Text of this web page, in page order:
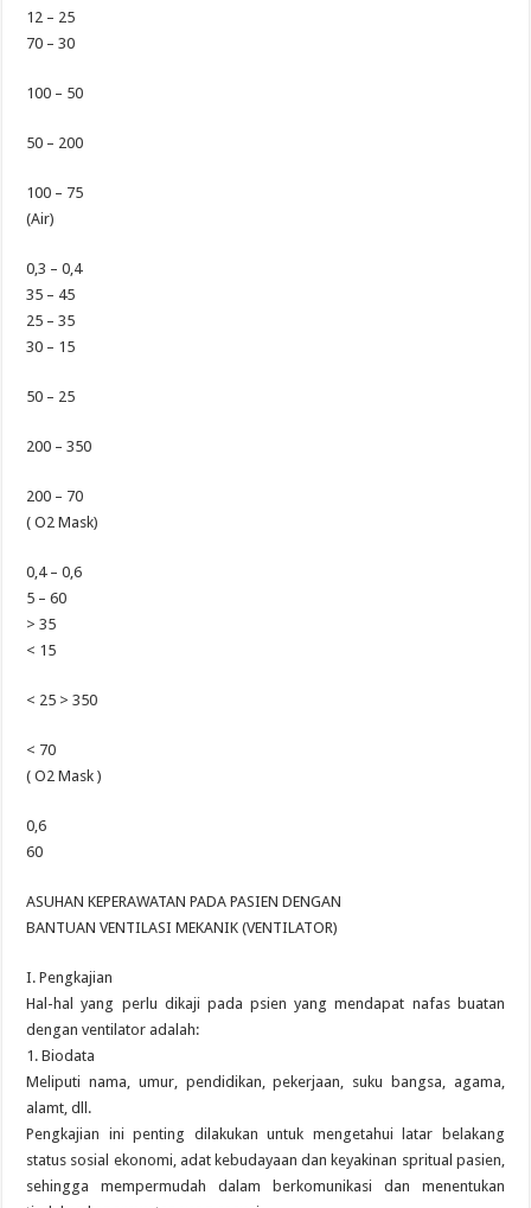
12 – 25
70 – 30
100 – 50
50 – 200
100 – 75
(Air)
0,3 – 0,4
35 – 45
25 – 35
30 – 15
50 – 25
200 – 350
200 – 70
( O2 Mask)
0,4 – 0,6
5 – 60
> 35
< 15
< 25 > 350
< 70
( O2 Mask )
0,6
60
ASUHAN KEPERAWATAN PADA PASIEN DENGAN
BANTUAN VENTILASI MEKANIK (VENTILATOR)
I. Pengkajian
Hal-hal yang perlu dikaji pada psien yang mendapat nafas buatan
dengan ventilator adalah:
1. Biodata
Meliputi nama, umur, pendidikan, pekerjaan, suku bangsa, agama,
alamt, dll.
Pengkajian ini penting dilakukan untuk mengetahui latar belakang
status sosial ekonomi, adat kebudayaan dan keyakinan spritual pasien,
sehingga mempermudah dalam berkomunikasi dan menentukan